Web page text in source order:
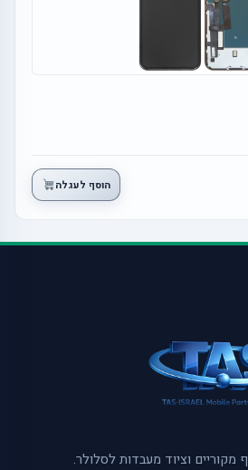
הוסף לעגלה
מקוריים וציוד מעבדות לסלולר.